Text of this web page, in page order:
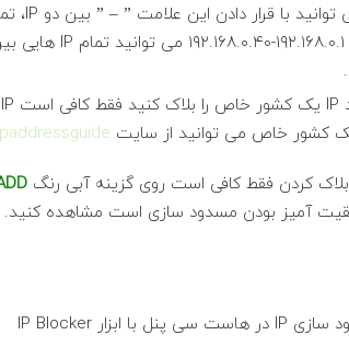
آمیز بودن مسدود سازی است مشاهده کنید.